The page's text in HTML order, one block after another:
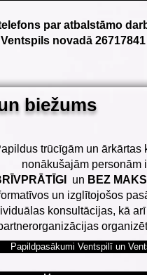
par atbalstāmo
novadā 26717841
biežums
trūcīgām un ārkārtas
nonākušajām personām
un BEZ
un izglītojošos
konsultācijas, kā
Papildpasākumi Ventspilī un